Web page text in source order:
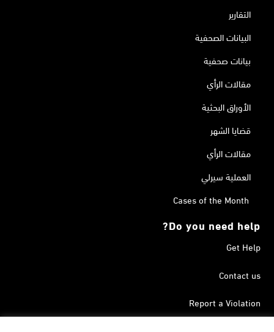
التقارير
البيانات الصحفية
بيانات صحفية
مقالات الرأي
الأوراق البحثية
قضايا الشهر
مقالات الرأي
العملية سيرلي
Cases of the Month
Do you need help?
Get Help
Contact us
Report a Violation